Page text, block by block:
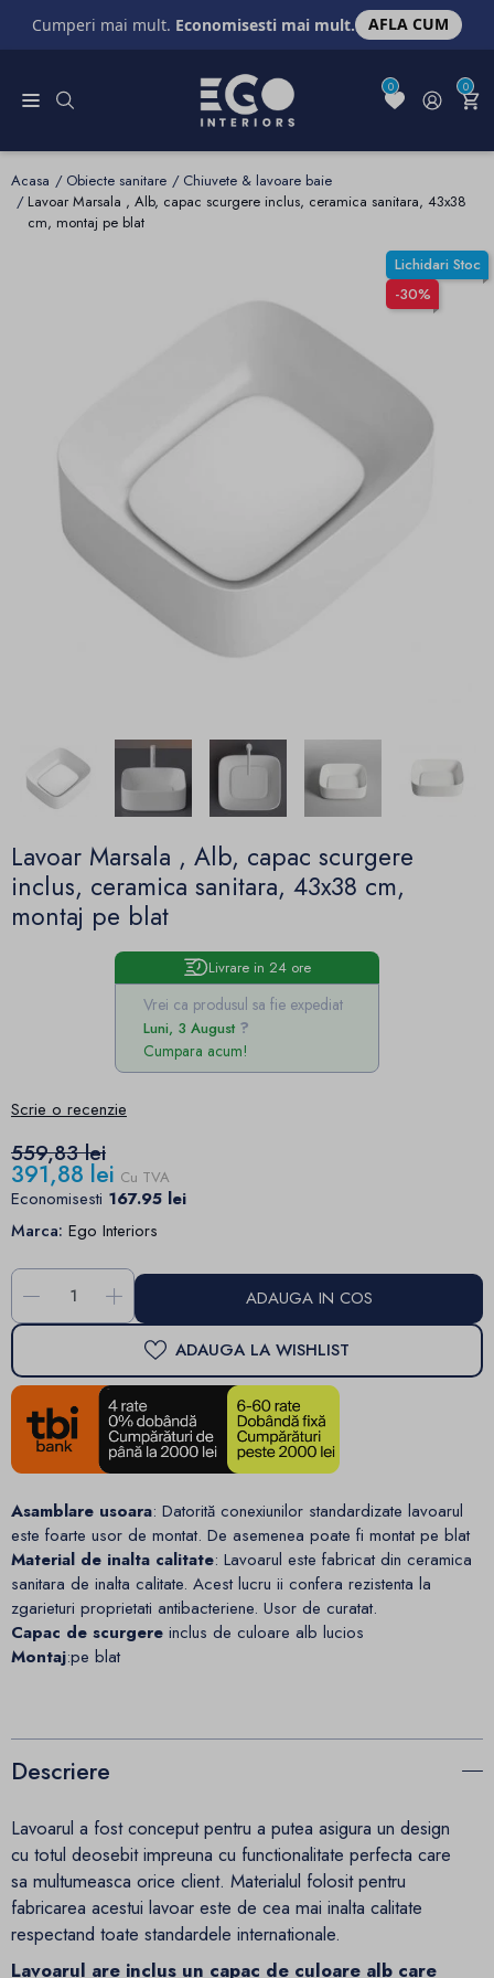
Cumperi mai mult. Economisesti mai mult. AFLA CUM
0 0
Acasa Obiecte sanitare
Chiuvete & lavoare baie
Lavoar Marsala , Alb, capac scurgere inclus, ceramica sanitara, 43x38
cm, montaj pe blat
Lichidari Stoc
-30%
Lavoar Marsala , Alb, capac scurgere
inclus, ceramica sanitara, 43x38 cm,
montaj pe blat
Livrare in 24 ore
Vrei ca produsul sa fie expediat
Luni, 3 August
Cumpara acum!
Scrie o recenzie
559,83 lei
391,88 lei Cu TVA
Economisesti 167.95 lei
Marca: Ego Interiors
- + ADAUGA IN COS
ADAUGA LA WISHLIST
Asamblare usoara: Datorită conexiunilor standardizate lavoarul
este foarte usor de montat. De asemenea poate fi montat pe blat
Material de inalta calitate: Lavoarul este fabricat din ceramica
sanitara de inalta calitate. Acest lucru ii confera rezistenta la
zgarieturi proprietati antibacteriene. Usor de curatat.
Capac de scurgere inclus de culoare alb lucios
Montaj:pe blat
Descriere
Lavoarul a fost conceput pentru a putea asigura un design
cu totul deosebit impreuna cu functionalitate perfecta care
sa multumeasca orice client. Materialul folosit pentru
fabricarea acestui lavoar este de cea mai inalta calitate
respectand toate standardele internationale.
Lavoarul are inclus un capac de culoare alb care